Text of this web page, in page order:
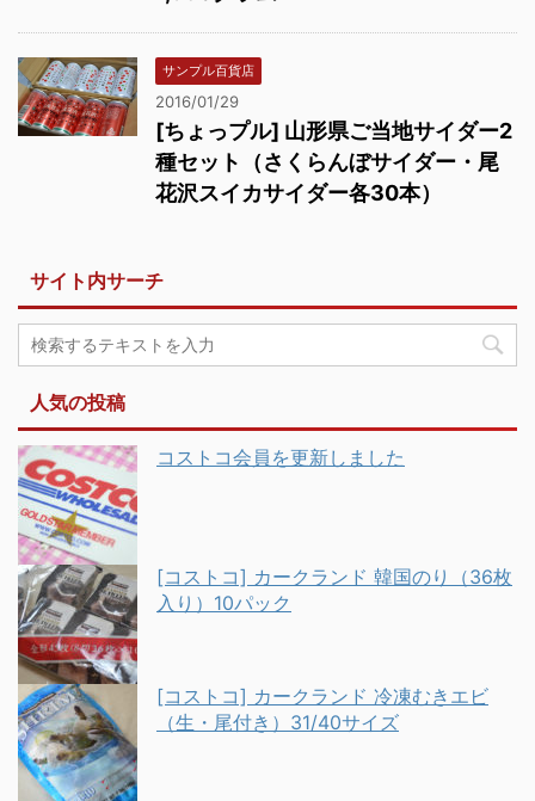
サンプル百貨店
2016/01/29
[ちょっプル] 山形県ご当地サイダー2
種セット（さくらんぼサイダー・尾
花沢スイカサイダー各30本）
サイト内サーチ
人気の投稿
コストコ会員を更新しました
[コストコ] カークランド 韓国のり（36枚
入り）10パック
[コストコ] カークランド 冷凍むきエビ
（生・尾付き）31/40サイズ